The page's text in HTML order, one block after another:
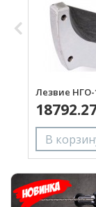
Лезвие НГО-